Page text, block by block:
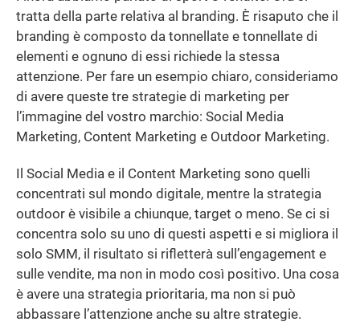
tratta della parte relativa al branding. È risaputo che il
branding è composto da tonnellate e tonnellate di
elementi e ognuno di essi richiede la stessa
attenzione. Per fare un esempio chiaro, consideriamo
di avere queste tre strategie di marketing per
l’immagine del vostro marchio: Social Media
Marketing, Content Marketing e Outdoor Marketing.
Il Social Media e il Content Marketing sono quelli
concentrati sul mondo digitale, mentre la strategia
outdoor è visibile a chiunque, target o meno. Se ci si
concentra solo su uno di questi aspetti e si migliora il
solo SMM, il risultato si rifletterà sull’engagement e
sulle vendite, ma non in modo così positivo. Una cosa
è avere una strategia prioritaria, ma non si può
abbassare l’attenzione anche su altre strategie.